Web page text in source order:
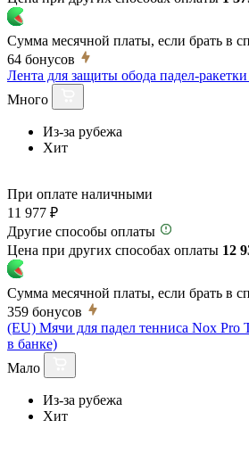
Сумма месячной платы, если брать в
64 бонусов
Лента для защиты обода падел-
Много
Из-за рубежа
Хит
При оплате наличными
11 977 ₽
Другие способы оплаты
Цена при других способах оплаты 12
Сумма месячной платы, если брать в
359 бонусов
(EU) Мячи для падел тенниса Nox Pro
в банке)
Мало
Из-за рубежа
Хит